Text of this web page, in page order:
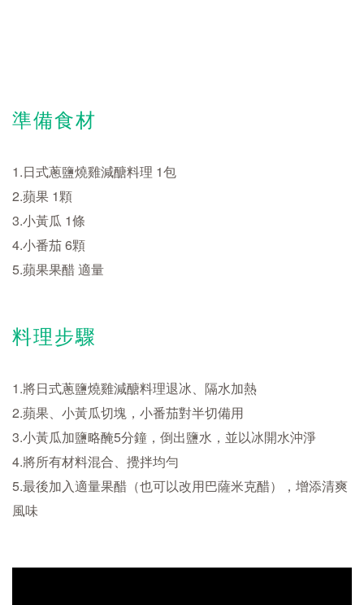
準備食材
1.日式蔥鹽燒雞減醣料理 1包
2.蘋果 1顆
3.小黃瓜 1條
4.小番茄 6顆
5.蘋果果醋 適量
料理步驟
1.將日式蔥鹽燒雞減醣料理退冰、隔水加熱
2.蘋果、小黃瓜切塊，小番茄對半切備用
3.小黃瓜加鹽略醃5分鐘，倒出鹽水，並以冰開水沖淨
4.將所有材料混合、攪拌均勻
5.最後加入適量果醋（也可以改用巴薩米克醋），增添清爽
風味